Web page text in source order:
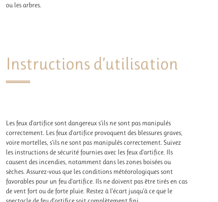
ou les arbres.
Instructions d’utilisation
Les feux d’artifice sont dangereux s’ils ne sont pas manipulés
correctement. Les feux d’artifice provoquent des blessures graves,
voire mortelles, s’ils ne sont pas manipulés correctement. Suivez
les instructions de sécurité fournies avec les feux d’artifice. Ils
causent des incendies, notamment dans les zones boisées ou
sèches. Assurez-vous que les conditions météorologiques sont
favorables pour un feu d’artifice. Ils ne doivent pas être tirés en cas
de vent fort ou de forte pluie. Restez à l’écart jusqu’à ce que le
spectacle de feu d’artifice soit complètement fini.